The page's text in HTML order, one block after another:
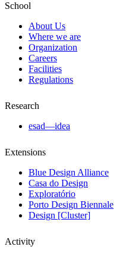
School
About Us
Where we are
Organization
Careers
Facilities
Regulations
Research
esad—idea
Extensions
Blue Design Alliance
Casa do Design
Exploratório
Porto Design Biennale
Design [Cluster]
Activity